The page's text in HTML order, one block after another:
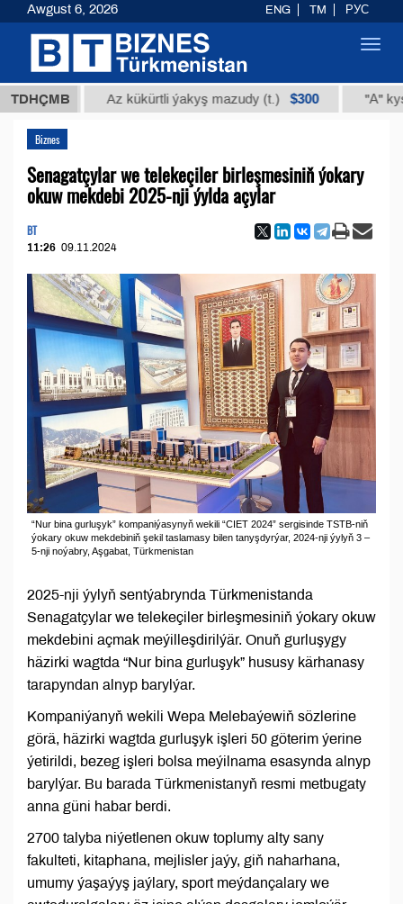
TDHÇMBAz kükürtli ýakyş mazudy (t.) $300 "А" kysymly
Biznes
Senagatçylar we telekeçiler birleşmesiniň ýokary
okuw mekdebi 2025-nji ýylda açylar
BT
11:26 09.11.2024
“Nur bina gurluşyk” kompaniýasynyň wekili “CIET 2024” sergisinde TSTB-niň
ýokary okuw mekdebiniň şekil taslamasy bilen tanyşdyrýar, 2024-nji ýylyň 3 –
5-nji noýabry, Aşgabat, Türkmenistan
2025-nji ýylyň sentýabrynda Türkmenistanda
Senagatçylar we telekeçiler birleşmesiniň ýokary okuw
mekdebini açmak meýilleşdirilýär. Onuň gurluşygy
häzirki wagtda “Nur bina gurluşyk” hususy kärhanasy
tarapyndan alnyp barylýar.
Kompaniýanyň wekili Wepa Melebaýewiň sözlerine
görä, häzirki wagtda gurluşyk işleri 50 göterim ýerine
ýetirildi, bezeg işleri bolsa meýilnama esasynda alnyp
barylýar. Bu barada Türkmenistanyň resmi metbugaty
anna güni habar berdi.
2700 talyba niýetlenen okuw toplumy alty sany
fakulteti, kitaphana, mejlisler jaýy, giň naharhana,
umumy ýaşaýyş jaýlary, sport meýdançalary we
Awgust 6, 2026 ENG TM РУС